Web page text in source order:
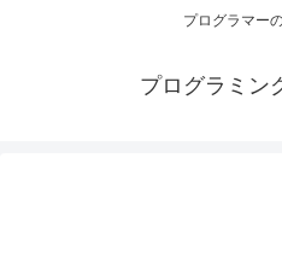
プログラマー
プログラミン